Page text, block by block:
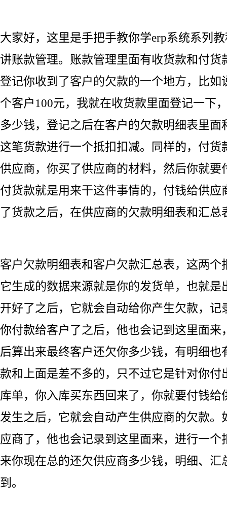
大家好，这里是手把手教你学erp系统系列
讲账款管理。账款管理里面有收货款和付货
登记你收到了客户的欠款的一个地方，比如
个客户100元，我就在收货款里面登记一下
多少钱，登记之后在客户的欠款明细表里面
这笔货款进行一个抵扣扣减。同样的，付货
供应商，你买了供应商的材料，然后你就要
付货款就是用来干这件事情的，付钱给供应
了货款之后，在供应商的欠款明细表和汇总
客户欠款明细表和客户欠款汇总表，这两个
它生成的数据来源就是你的发货单，也就是
开好了之后，它就会自动给你产生欠款，记
你付款给客户了之后，他也会记到这里面来
后算出来最终客户还欠你多少钱，有明细也
款和上面是差不多的，只不过它是针对你付
库单，你入库买东西回来了，你就要付钱给
发生之后，它就会自动产生供应商的欠款。
应商了，他也会记录到这里面来，进行一个
来你现在总的还欠供应商多少钱，明细、汇
到。